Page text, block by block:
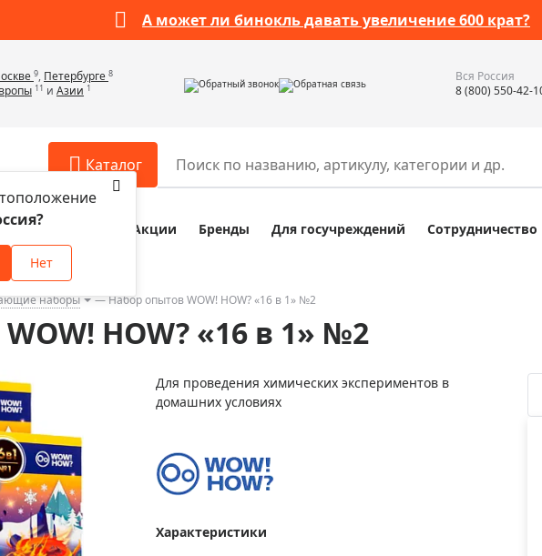
А может ли бинокль давать увеличение 600 крат?
9, Петербурге 8
11 и Азии 1 Обратный звонок Обратная связь
Вся Россия
8 (800) 550-42-
Каталог
Аксессуары для микроскопов
Аксессуары для зрительных труб
Аксессуары для луп
Аксессуары для приборов ночного
Распродажа
Распродажа оптики по специальным
ценам
Распродажа выставочных образцов
Разное
Наборы исследователя Bresser
Глобусы
Нет
и доставка Акции Бренды Для госучреждений Сотрудничество
наборы Набор опытов WOW! HOW? «16 в 1» №2
HOW? «16 в 1» №2
Для проведения химических экспериментов в
домашних условиях
Характеристики